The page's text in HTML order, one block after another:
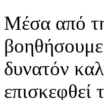
Μέσα από
δυνατόν
επισκεφθεί